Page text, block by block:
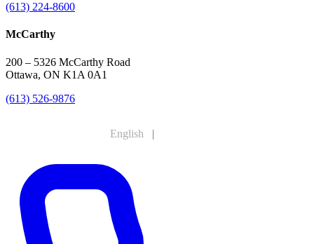
(613) 224-8600
McCarthy
200 – 5326 McCarthy Road
Ottawa, ON K1A 0A1
(613) 526-9876
English |